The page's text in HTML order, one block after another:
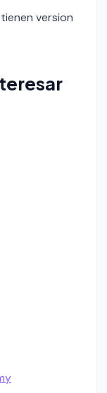
version